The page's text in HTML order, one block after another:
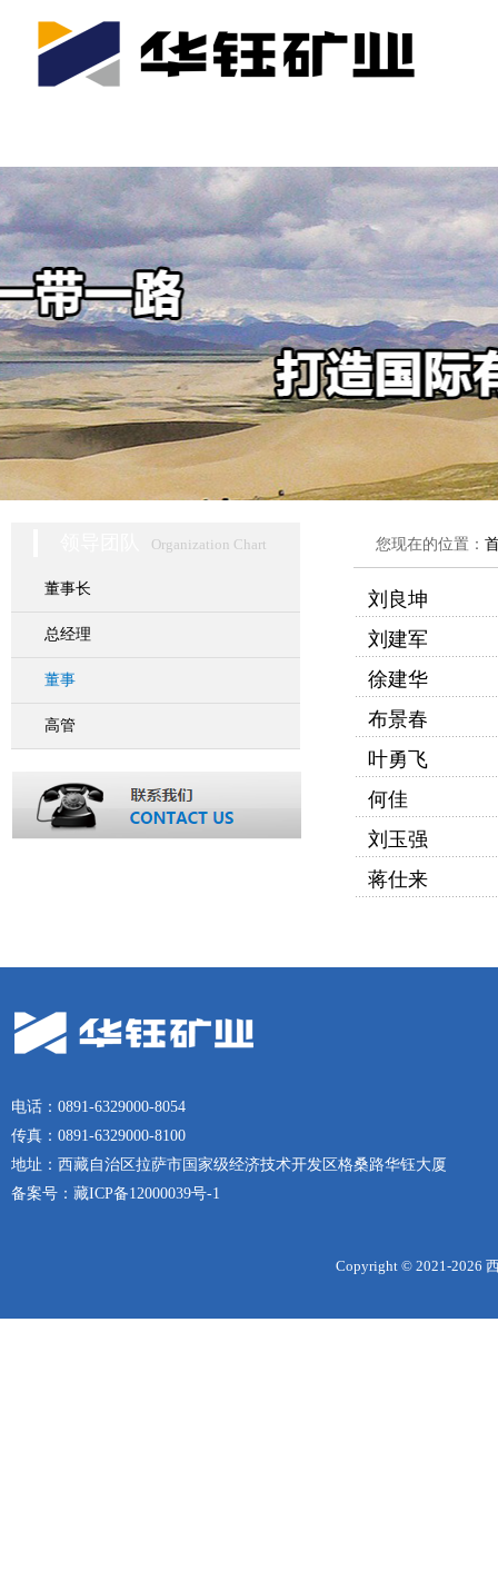
Organization Chart
董事长
总经理
董事
高管
您现在的位置：
刘良坤
刘建军
徐建华
布景春
叶勇飞
何佳
刘玉强
蒋仕来
电话：0891-6329000-8054
传真：0891-6329000-8100
地址：西藏自治区拉萨市国家级经济技术开发区格桑路华钰大厦
备案号： 藏ICP备12000039号-1
Copyright © 2021-2026